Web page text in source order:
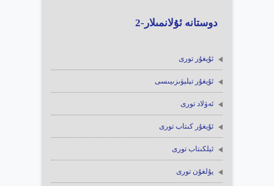
دوستانە ئۇلانمىلار-2
ئۇيغۇر تورى
ئۇيغۇر تېلېۋىزىيىسى
ئەۋلاد تورى
ئۇيغۇر كىتاب تورى
ئېلكىتاب تورى
يۇلغۇن تورى